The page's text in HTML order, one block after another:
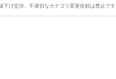
下げ交渉、不適切なカテゴリ変更依頼は禁止です